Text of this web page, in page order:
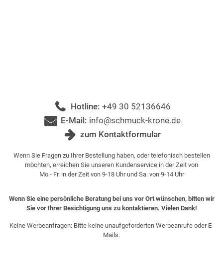
Hotline: +49 30 52136646
E-Mail: info@schmuck-krone.de
zum Kontaktformular
Wenn Sie Fragen zu Ihrer Bestellung haben, oder telefonisch bestellen
möchten, erreichen Sie unseren Kundenservice in der Zeit von
Mo.- Fr. in der Zeit von 9-18 Uhr und Sa. von 9-14 Uhr
Wenn Sie eine persönliche Beratung bei uns vor Ort wünschen, bitten wir
Sie vor Ihrer Besichtigung uns zu kontaktieren. Vielen Dank!
Keine Werbeanfragen: Bitte keine unaufgeforderten Werbeanrufe oder E-
Mails.